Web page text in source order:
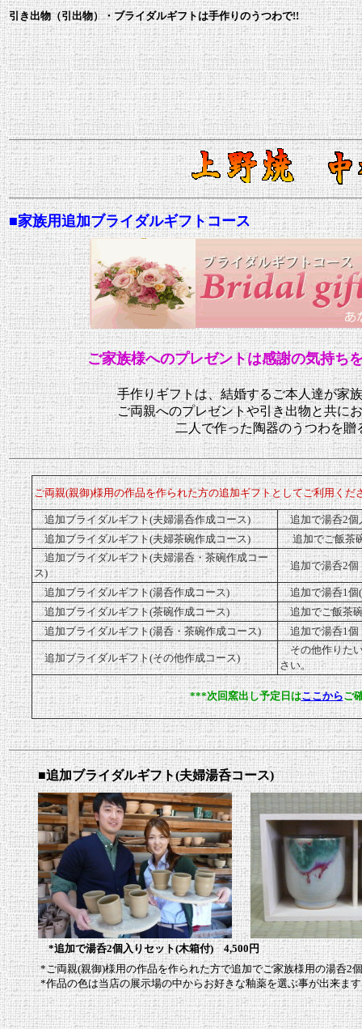
引き出物（引出物）・ブライダルギフトは手作りのうつわで!!
■家族用追加ブライダルギフトコース
ご家族様へのプレゼントは感謝の気持ち
手作りギフトは、結婚するご本人達が家
ご両親へのプレゼントや引き出物と共に
二人で作った陶器のうつわを
ご両親(親御)様用の作品を作られた方の追加ギフトとしてご利用くだ
追加ブライダルギフト(夫婦湯呑作成コース)
追加で湯呑2個
追加ブライダルギフト(夫婦茶碗作成コース)
追加でご飯茶
追加ブライダルギフト(夫婦湯呑・茶碗作成コー
ス)
追加で湯呑2個
追加ブライダルギフト(湯呑作成コース)
追加で湯呑1個(
追加ブライダルギフト(茶碗作成コース)
追加でご飯茶碗
追加ブライダルギフト(湯呑・茶碗作成コース)
追加で湯呑1個
追加ブライダルギフト(その他作成コース)
その他作りたい
さい。
***次回窯出し予定日はここからご
■追加ブライダルギフト(夫婦湯呑コース)
*追加で湯呑2個入りセット(木箱付) 4,500円
*ご両親(親御)様用の作品を作られた方で追加でご家族様用の湯呑2
*作品の色は当店の展示場の中からお好きな釉薬を選ぶ事が出来ま